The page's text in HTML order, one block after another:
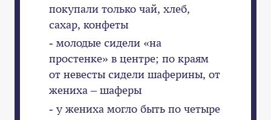
покупали только чай, хлеб,
сахар, конфеты
- молодые сидели «на
простенке» в центре; по краям
от невесты сидели шаферины, от
жениха – шаферы
- у жениха могло быть по четыре